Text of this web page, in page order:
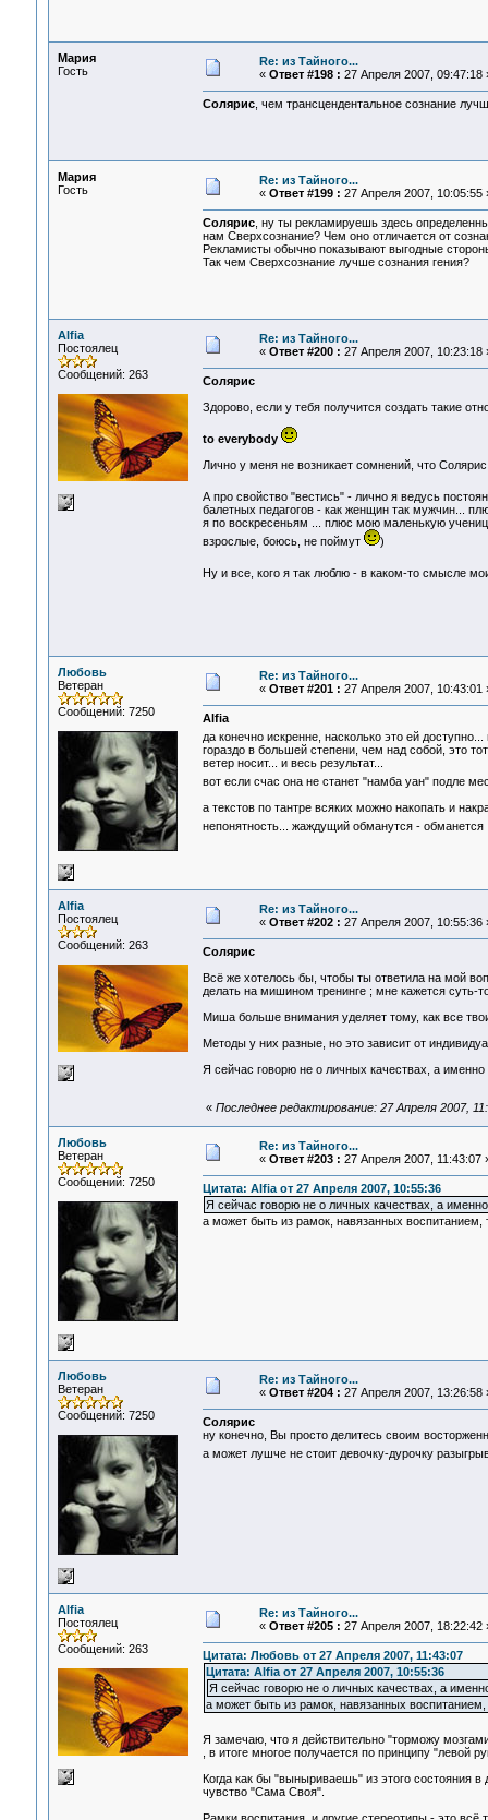
Мария
Гость
Re: из Тайного...
« Ответ #198 : 27 Апреля 2007, 09:47:18
Солярис, чем трансцендентальное сознание
Мария
Гость
Re: из Тайного...
« Ответ #199 : 27 Апреля 2007, 10:05:55
Солярис, ну ты рекламируешь здесь
нам Сверхсознание? Чем оно отличается от
Рекламисты обычно показывают выгодные
Так чем Сверхсознание лучше сознания гения?
Alfia
Постоялец
Сообщений: 263
Re: из Тайного...
« Ответ #200 : 27 Апреля 2007, 10:23:18
Солярис
Здорово, если у тебя получится создать такие
to everybody
Лично у меня не возникает сомнений, что
А про свойство "вестись" - лично я ведусь
балетных педагогов - как женщин так мужчин...
я по воскресеньям ... плюс мою маленькую
взрослые, боюсь, не поймут
)
Ну и все, кого я так люблю - в каком-то смысле
Любовь
Ветеран
Сообщений: 7250
Re: из Тайного...
« Ответ #201 : 27 Апреля 2007, 10:43:01
Alfia
да конечно искренне, насколько это ей
гораздо в большей степени, чем над собой, это
ветер носит... и весь результат...
вот если счас она не станет "намба уан" подле
а текстов по тантре всяких можно накопать и
непонятность... жаждущий обманутся -
Alfia
Постоялец
Сообщений: 263
Re: из Тайного...
« Ответ #202 : 27 Апреля 2007, 10:55:36
Солярис
Всё же хотелось бы, чтобы ты ответила на мой
делать на мишином тренинге ; мне кажется суть-
Миша больше внимания уделяет тому, как все
Методы у них разные, но это зависит от
Я сейчас говорю не о личных качествах, а
« Последнее редактирование: 27 Апреля 2007,
Любовь
Ветеран
Сообщений: 7250
Re: из Тайного...
« Ответ #203 : 27 Апреля 2007, 11:43:07
Цитата: Alfia от 27 Апреля 2007, 10:55:36
Я сейчас говорю не о личных качествах, а
а может быть из рамок, навязанных
Любовь
Ветеран
Сообщений: 7250
Re: из Тайного...
« Ответ #204 : 27 Апреля 2007, 13:26:58
Солярис
ну конечно, Вы просто делитесь своим
а может лушче не стоит девочку-дурочку
Alfia
Постоялец
Сообщений: 263
Re: из Тайного...
« Ответ #205 : 27 Апреля 2007, 18:22:42
Цитата: Любовь от 27 Апреля 2007, 11:43:07
Цитата: Alfia от 27 Апреля 2007, 10:55:36
Я сейчас говорю не о личных качествах, а
а может быть из рамок, навязанных
Я замечаю, что я действительно "торможу
, в итоге многое получается по принципу "левой
Когда как бы "выныриваешь" из этого состояния
чувство "Сама Своя".